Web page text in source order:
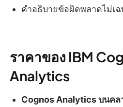
คำอธิบายข้อผิดพลาดไม่เฉ
ราคาของ IBM
Analytics
Cognos Analytics บนค